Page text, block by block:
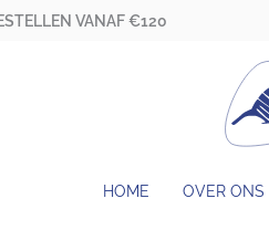
VANAF €120
HOME OVER ONS